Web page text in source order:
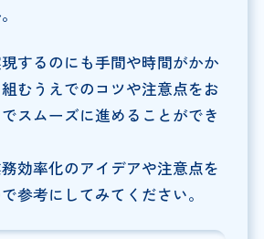
するのにも手間や時間がかか
むうえでのコツや注意点をお
スムーズに進めることができ
効率化のアイデアや注意点を
参考にしてみてください。